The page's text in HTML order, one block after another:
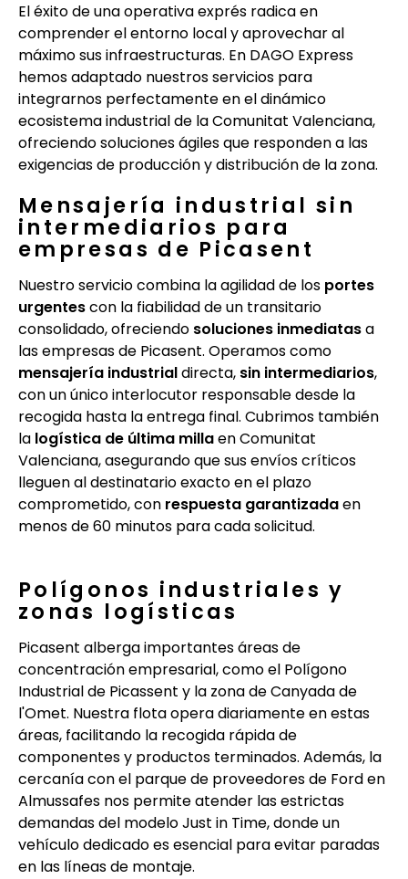
El éxito de una operativa exprés radica en
comprender el entorno local y aprovechar al
máximo sus infraestructuras. En DAGO Express
hemos adaptado nuestros servicios para
integrarnos perfectamente en el dinámico
ecosistema industrial de la Comunitat Valenciana,
ofreciendo soluciones ágiles que responden a las
exigencias de producción y distribución de la zona.
Mensajería industrial sin
intermediarios para
empresas de Picasent
Nuestro servicio combina la agilidad de los portes
urgentescon la fiabilidad de un transitario
consolidado, ofreciendo soluciones inmediatasa
las empresas de Picasent. Operamos como
mensajería industrialdirecta, sin intermediarios,
con un único interlocutor responsable desde la
recogida hasta la entrega final. Cubrimos también
la logística de última millaen Comunitat
Valenciana, asegurando que sus envíos críticos
lleguen al destinatario exacto en el plazo
comprometido, con respuesta garantizadaen
menos de 60 minutos para cada solicitud.
Polígonos industriales y
zonas logísticas
Picasent alberga importantes áreas de
concentración empresarial, como el Polígono
Industrial de Picassent y la zona de Canyada de
l'Omet. Nuestra flota opera diariamente en estas
áreas, facilitando la recogida rápida de
componentes y productos terminados. Además, la
cercanía con el parque de proveedores de Ford en
Almussafes nos permite atender las estrictas
demandas del modelo Just in Time, donde un
vehículo dedicado es esencial para evitar paradas
en las líneas de montaje.